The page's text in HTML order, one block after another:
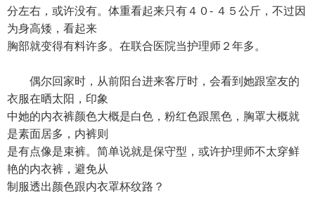
分左右，或许没有。体重看起来只有４０- ４５公斤，不过因
为身高矮，看起来
胸部就变得有料许多。在联合医院当护理师２年多。
偶尔回家时，从前阳台进来客厅时，会看到她跟室友的
衣服在晒太阳，印象
中她的内衣裤颜色大概是白色，粉红色跟黑色，胸罩大概就
是素面居多，内裤则
是有点像是束裤。简单说就是保守型，或许护理师不太穿鲜
艳的内衣裤，避免从
制服透出颜色跟内衣罩杯纹路？